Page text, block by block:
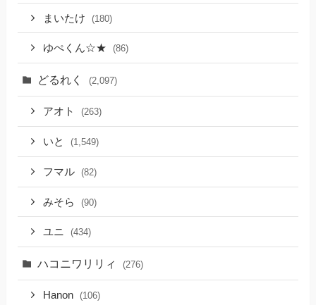
まいたけ (180)
ゆぺくん☆★ (86)
どるれく (2,097)
アオト (263)
いと (1,549)
フマル (82)
みそら (90)
ユニ (434)
ハコニワリリィ (276)
Hanon (106)